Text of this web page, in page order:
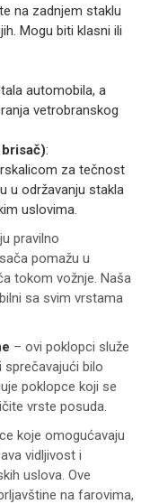
na zadnjem staklu
Mogu biti klasni ili
automobila, a
vetrobranskog
:
za tečnost
u održavanju stakla
uslovima.
pravilno
pomažu u
tokom vožnje. Naša
sa svim vrstama
– ovi poklopci služe
bilo
poklopce koji se
vrste posuda.
koje omogućavaju
vidljivost i
uslova. Ove
na farovima,